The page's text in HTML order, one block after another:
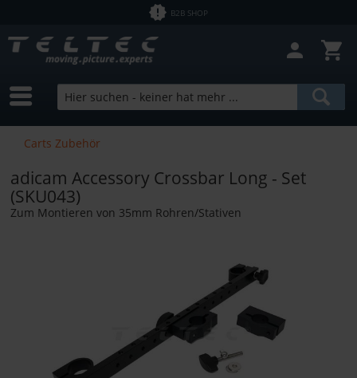
B2B SHOP
Carts Zubehör
adicam Accessory Crossbar Long - Set
(SKU043)
Zum Montieren von 35mm Rohren/Stativen
Sofort lieferbar
Hersteller
von 2,53 € bis9800,00 €